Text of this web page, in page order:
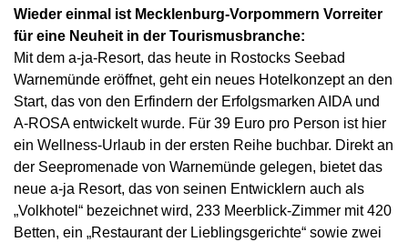
Wieder einmal ist Mecklenburg-Vorpommern Vorreiter
für eine Neuheit in der Tourismusbranche:
Mit dem a-ja-Resort, das heute in Rostocks Seebad
Warnemünde eröffnet, geht ein neues Hotelkonzept an den
Start, das von den Erfindern der Erfolgsmarken AIDA und
A-ROSA entwickelt wurde. Für 39 Euro pro Person ist hier
ein Wellness-Urlaub in der ersten Reihe buchbar. Direkt an
der Seepromenade von Warnemünde gelegen, bietet das
neue a-ja Resort, das von seinen Entwicklern auch als
„Volkhotel“ bezeichnet wird, 233 Meerblick-Zimmer mit 420
Betten, ein „Restaurant der Lieblingsgerichte“ sowie zwei